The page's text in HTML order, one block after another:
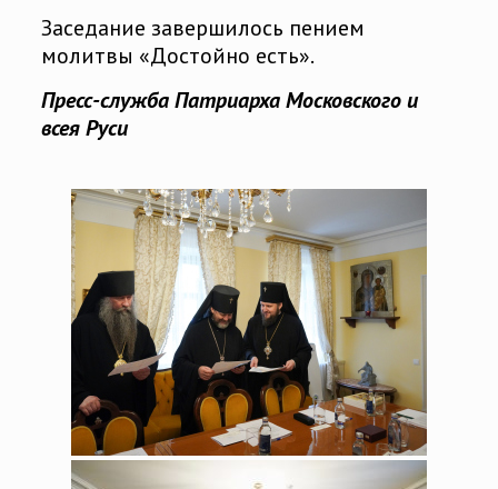
Заседание завершилось пением
молитвы «Достойно есть».
Пресс-служба Патриарха Московского и
всея Руси